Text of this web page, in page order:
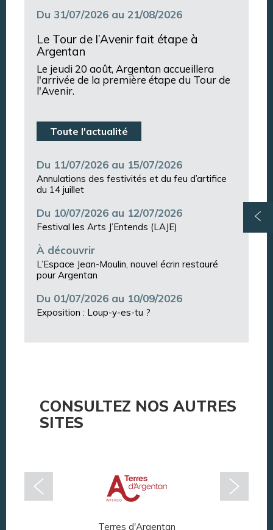
Du 31/07/2026 au 21/08/2026
Le Tour de l’Avenir fait étape à
Argentan
Le jeudi 20 août, Argentan accueillera
l'arrivée de la première étape du Tour de
l'Avenir.
Toute l'actualité
Du 11/07/2026 au 15/07/2026
Annulations des festivités et du feu d’artifice
du 14 juillet
Du 10/07/2026 au 12/07/2026
Festival les Arts J’Entends (LAJE)
À découvrir
L’Espace Jean-Moulin, nouvel écrin restauré
pour Argentan
Du 01/07/2026 au 10/09/2026
Exposition : Loup-y-es-tu ?
CONSULTEZ NOS AUTRES
SITES
Terres d'Argentan